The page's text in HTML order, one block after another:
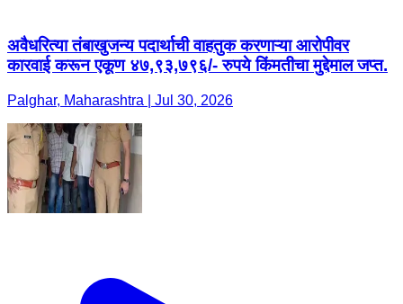
अवैधरित्या तंबाखुजन्य पदार्थाची वाहतुक करणाऱ्या आरोपीवर
कारवाई करून एकूण ४७,९३,७९६/- रुपये किंमतीचा मुद्देमाल जप्त.
Palghar, Maharashtra | Jul 30, 2026